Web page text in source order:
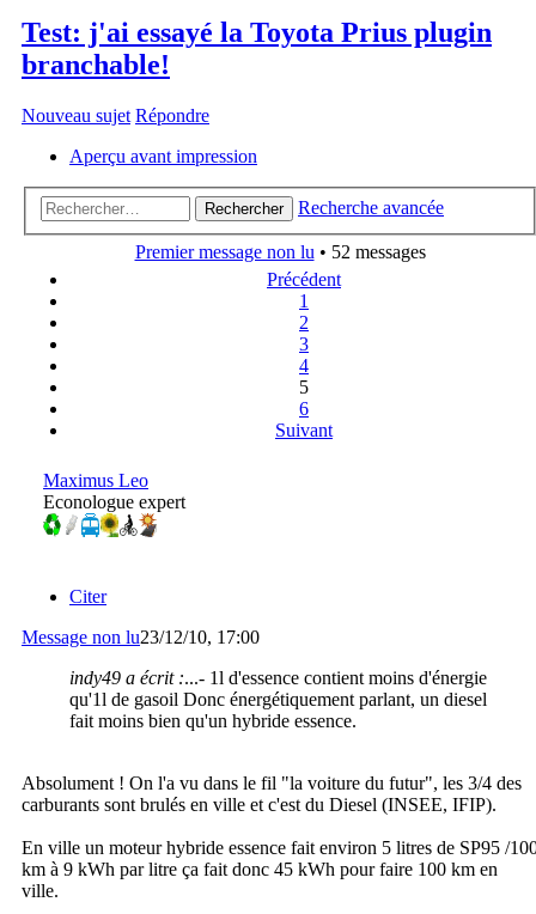
Test: j'ai essayé la Toyota Prius plugin
branchable!
Nouveau sujet Répondre
Aperçu avant impression
Rechercher Recherche avancée
Premier message non lu • 52 messages
Précédent
1
2
3
4
5
6
Suivant
Maximus Leo
Econologue expert
Citer
Message non lu23/12/10, 17:00
indy49 a écrit :...- 1l d'essence contient moins d'énergie
qu'1l de gasoil Donc énergétiquement parlant, un diesel
fait moins bien qu'un hybride essence.
Absolument ! On l'a vu dans le fil "la voiture du futur", les 3/4 des
carburants sont brulés en ville et c'est du Diesel (INSEE, IFIP).
En ville un moteur hybride essence fait environ 5 litres de SP95 /
km à 9 kWh par litre ça fait donc 45 kWh pour faire 100 km en
ville.